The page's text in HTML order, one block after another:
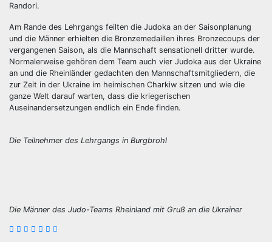
Randori.
Am Rande des Lehrgangs feilten die Judoka an der Saisonplanung
und die Männer erhielten die Bronzemedaillen ihres Bronzecoups der
vergangenen Saison, als die Mannschaft sensationell dritter wurde.
Normalerweise gehören dem Team auch vier Judoka aus der Ukraine
an und die Rheinländer gedachten den Mannschaftsmitgliedern, die
zur Zeit in der Ukraine im heimischen Charkiw sitzen und wie die
ganze Welt darauf warten, dass die kriegerischen
Auseinandersetzungen endlich ein Ende finden.
Die Teilnehmer des Lehrgangs in Burgbrohl
Die Männer des Judo-Teams Rheinland mit Gruß an die Ukrainer